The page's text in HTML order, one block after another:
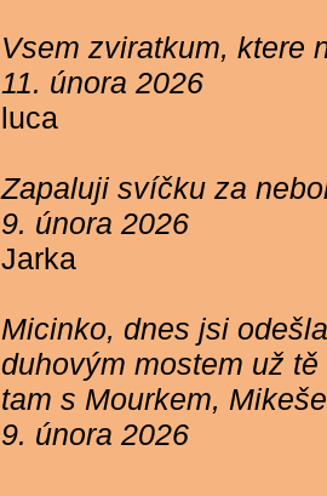
Vsem zviratkum, ktere
11. února 2026
luca
Zapaluji svíčku za
9. února 2026
Jarka
Micinko, dnes jsi
duhovým mostem už
tam s Mourkem,
9. února 2026